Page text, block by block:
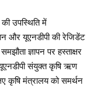
उपस्थिति में
और यूएनडीपी की रेजिडेंट
ज्ञापन पर हस्ताक्षर
संयुक्त कृषि ऋण
कृषि मंत्रालय को समर्थन